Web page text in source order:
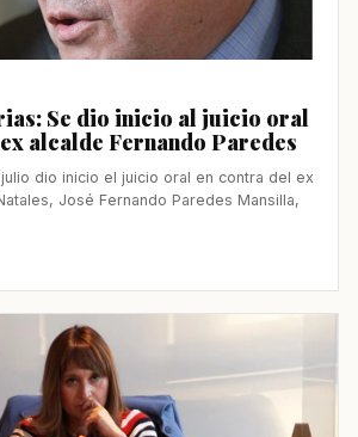
Se dio inicio al juicio oral
alcalde Fernando Paredes
dio inicio el juicio oral en contra del ex
José Fernando Paredes Mansilla,